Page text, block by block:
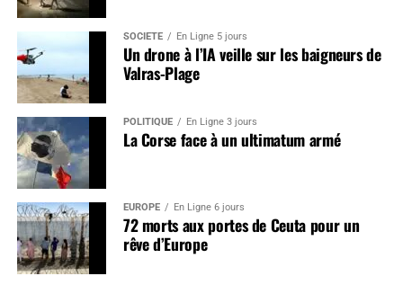
SOCIÉTÉ En Ligne 5 jours
Un drone à l’IA veille sur les baigneurs de
Valras-Plage
POLITIQUE En Ligne 3 jours
La Corse face à un ultimatum armé
EUROPE En Ligne 6 jours
72 morts aux portes de Ceuta pour un
rêve d’Europe